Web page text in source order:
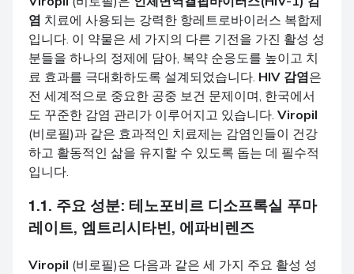
염 치료에 사용되는 강력한 항레트로바이러스 복합제
입니다. 이 약물은 세 가지의 다른 기전을 가진 활성 성
분들을 하나의 정제에 담아, 복약 순응도를 높이고 치
료 효과를 극대화하도록 설계되었습니다. HIV 감염은
전 세계적으로 중요한 공중 보건 문제이며, 한국에서
도 꾸준한 감염 관리가 이루어지고 있습니다. Viropil
(비로필)과 같은 효과적인 치료제는 감염인들이 건강
하고 활동적인 삶을 유지할 수 있도록 돕는 데 필수적
입니다.
1.1. 주요 성분: 테노포비르 디소프록실 푸마
레이트, 엠트리시타빈, 에파비렌즈
Viropil (비로필)은 다음과 같은 세 가지 주요 활성 성